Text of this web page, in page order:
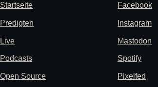
Startseite
Predigten
Live
Podcasts
Open Source
Facebook
Instagram
Mastodon
Spotify
Pixelfed